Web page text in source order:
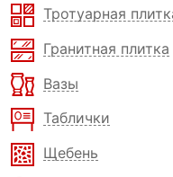
Тротуарная
Гранитная плитка
Вазы
Таблички
Щебень